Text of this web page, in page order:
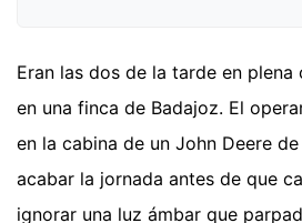
Eran las dos de la tarde en plena
en una finca de Badajoz. El
en la cabina de un John Deere
acabar la jornada antes de que
ignorar una luz ámbar que